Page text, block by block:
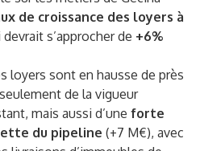
de croissance des loyers à
devrait s’approcher de +6%
loyers sont en hausse de près
de la vigueur
mais aussi d’une forte
du pipeline (+7 M€), avec